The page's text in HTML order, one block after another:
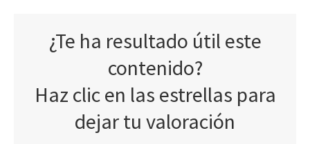
¿Te ha resultado útil este
contenido?
Haz clic en las estrellas para
dejar tu valoración